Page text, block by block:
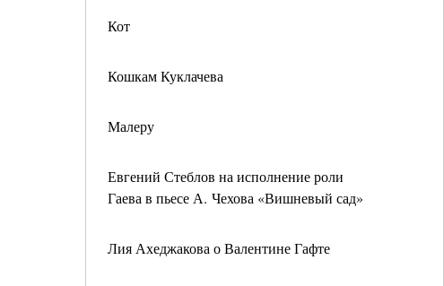
Кот
Кошкам Куклачева
Малеру
Евгений Стеблов на исполнение роли
Гаева в пьесе А. Чехова «Вишневый сад»
Лия Ахеджакова о Валентине Гафте